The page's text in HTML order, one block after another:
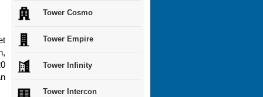
Tower Cosmo
Tower Empire
Tower Infinity
Tower Intercon